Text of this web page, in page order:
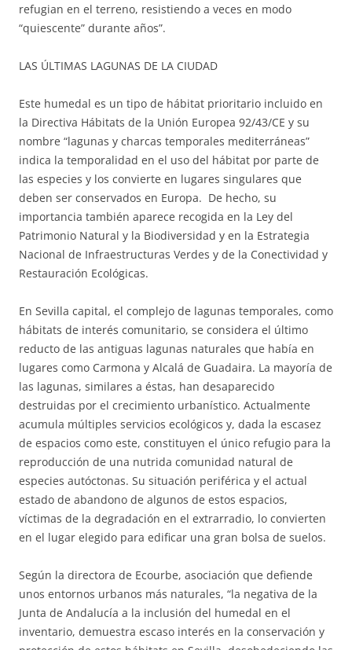
refugian en el terreno, resistiendo a veces en modo
“quiescente” durante años”.
LAS ÚLTIMAS LAGUNAS DE LA CIUDAD
Este humedal es un tipo de hábitat prioritario incluido en
la Directiva Hábitats de la Unión Europea 92/43/CE y su
nombre “lagunas y charcas temporales mediterráneas”
indica la temporalidad en el uso del hábitat por parte de
las especies y los convierte en lugares singulares que
deben ser conservados en Europa. De hecho, su
importancia también aparece recogida en la Ley del
Patrimonio Natural y la Biodiversidad y en la Estrategia
Nacional de Infraestructuras Verdes y de la Conectividad y
Restauración Ecológicas.
En Sevilla capital, el complejo de lagunas temporales, como
hábitats de interés comunitario, se considera el último
reducto de las antiguas lagunas naturales que había en
lugares como Carmona y Alcalá de Guadaira. La mayoría de
las lagunas, similares a éstas, han desaparecido
destruidas por el crecimiento urbanístico. Actualmente
acumula múltiples servicios ecológicos y, dada la escasez
de espacios como este, constituyen el único refugio para la
reproducción de una nutrida comunidad natural de
especies autóctonas. Su situación periférica y el actual
estado de abandono de algunos de estos espacios,
víctimas de la degradación en el extrarradio, lo convierten
en el lugar elegido para edificar una gran bolsa de suelos.
Según la directora de Ecourbe, asociación que defiende
unos entornos urbanos más naturales, “la negativa de la
Junta de Andalucía a la inclusión del humedal en el
inventario, demuestra escaso interés en la conservación y